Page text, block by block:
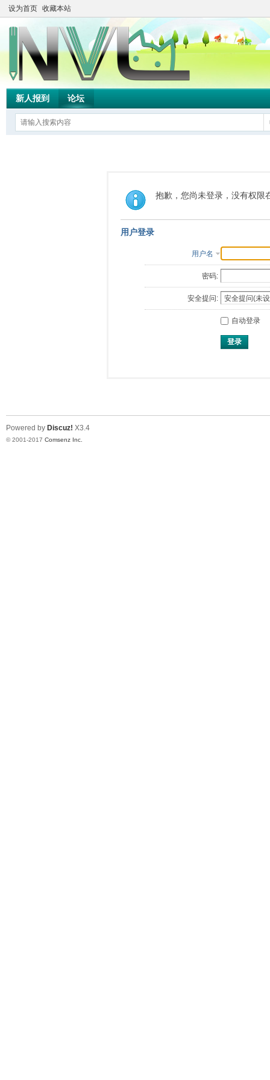
设为首页 收藏本站
新人报到 论坛
抱歉，您尚未登录，没有权限
用户登录
用户名
密码:
安全提问:
自动登录
登录
Powered by Discuz! X3.4
© 2001-2017 Comsenz Inc.